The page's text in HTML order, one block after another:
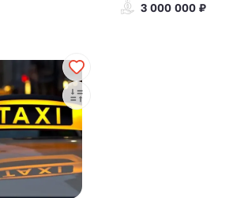
3 000 000 ₽